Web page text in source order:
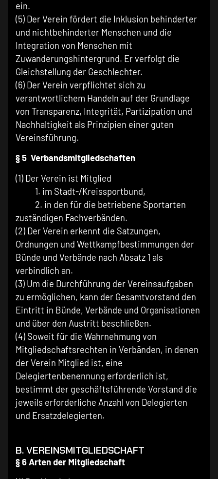
ein.
(5) Der Verein fördert die Inklusion behinderter
und nichtbehinderter Menschen und die
Integration von Menschen mit
Zuwanderungshintergrund. Er verfolgt die
Gleichstellung der Geschlechter.
(6) Der Verein verpflichtet sich zu
verantwortlichem Handeln auf der Grundlage
von Transparenz, Integrität, Partizipation und
Nachhaltigkeit als Prinzipien einer guten
Vereinsführung.
§ 5 Verbandsmitgliedschaften
(1) Der Verein ist Mitglied
1. im Stadt-/Kreissportbund,
2. in den für die betriebene Sportarten
zuständigen Fachverbänden.
(2) Der Verein erkennt die Satzungen,
Ordnungen und Wettkampfbestimmungen der
Bünde und Verbände nach Absatz 1 als
verbindlich an.
(3) Um die Durchführung der Vereinsaufgaben
zu ermöglichen, kann der Gesamtvorstand den
Eintritt in Bünde, Verbände und Organisationen
und über den Austritt beschließen.
(4) Soweit für die Wahrnehmung von
Mitgliedschaftsrechten in Verbänden, in denen
der Verein Mitglied ist, eine
Delegiertenbenennung erforderlich ist,
bestimmt der geschäftsführende Vorstand die
jeweils erforderliche Anzahl von Delegierten
und Ersatzdelegierten.
B. VEREINSMITGLIEDSCHAFT
§ 6 Arten der Mitgliedschaft